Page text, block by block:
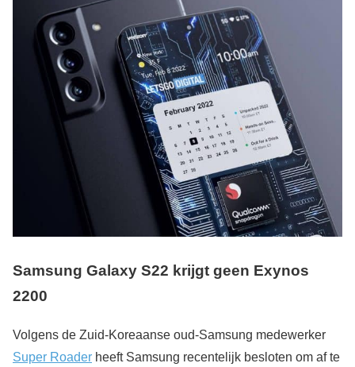
Samsung Galaxy S22 krijgt geen Exynos
2200
Volgens de Zuid-Koreaanse oud-Samsung medewerker
Super Roader heeft Samsung recentelijk besloten om af te